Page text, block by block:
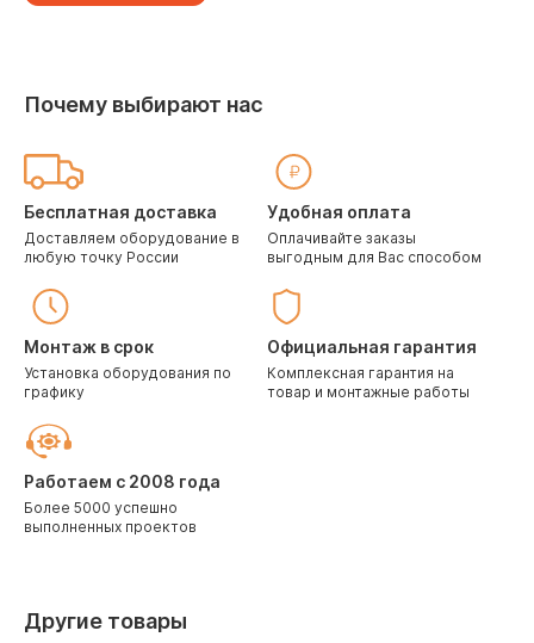
Почему выбирают нас
Бесплатная доставка
Доставляем оборудование в
любую точку России
Удобная оплата
Оплачивайте заказы
выгодным для Вас способом
Монтаж в срок
Установка оборудования по
графику
Официальная гарантия
Комплексная гарантия на
товар и монтажные работы
Работаем с 2008 года
Более 5000 успешно
выполненных проектов
Другие товары